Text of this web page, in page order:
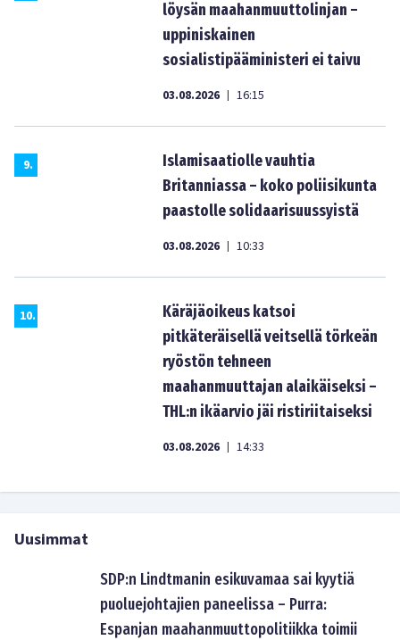
löysän maahanmuuttolinjan –
uppiniskainen
sosialistipääministeri ei taivu
03.08.2026 | 16:15
9.
Islamisaatiolle vauhtia
Britanniassa – koko poliisikunta
paastolle solidaarisuussyistä
03.08.2026 | 10:33
10.
Käräjäoikeus katsoi
pitkäteräisellä veitsellä törkeän
ryöstön tehneen
maahanmuuttajan alaikäiseksi –
THL:n ikäarvio jäi ristiriitaiseksi
03.08.2026 | 14:33
Uusimmat
SDP:n Lindtmanin esikuvamaa sai kyytiä
puoluejohtajien paneelissa – Purra:
Espanjan maahanmuuttopolitiikka toimii